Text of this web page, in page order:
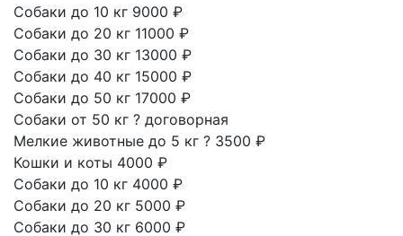
Собаки до 10 кг 9000 ₽
Собаки до 20 кг 11000 ₽
Собаки до 30 кг 13000 ₽
Собаки до 40 кг 15000 ₽
Собаки до 50 кг 17000 ₽
Собаки от 50 кг ? договорная
Мелкие животные до 5 кг ? 3500 ₽
Кошки и коты 4000 ₽
Собаки до 10 кг 4000 ₽
Собаки до 20 кг 5000 ₽
Собаки до 30 кг 6000 ₽